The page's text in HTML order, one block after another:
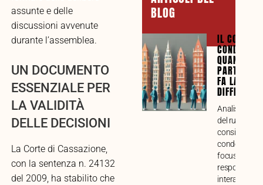
assunte e delle
discussioni avvenute
durante l’assemblea.
UN DOCUMENTO
ESSENZIALE PER
LA VALIDITÀ
DELLE DECISIONI
La Corte di Cassazione,
con la sentenza n. 24132
del 2009, ha stabilito che
BLOG
IL
QUANDO LA
FA LA
Analisi
del ruolo del
consiglio
focus su
interazione